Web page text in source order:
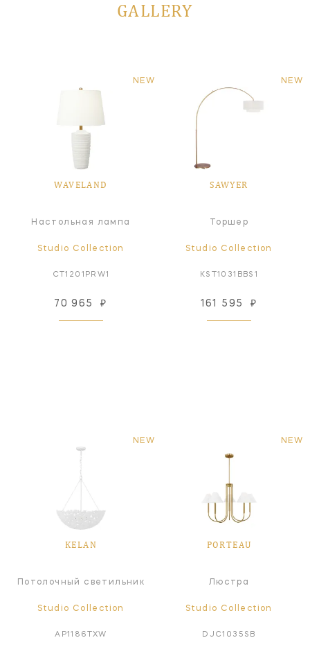
GALLERY
NEW
WAVELAND
Настольная лампа
Studio Collection
CT1201PRW1
70 965 ₽
NEW
SAWYER
Торшер
Studio Collection
KST1031BBS1
161 595 ₽
NEW
KELAN
Потолочный светильник
Studio Collection
AP1186TXW
NEW
PORTEAU
Люстра
Studio Collection
DJC1035SB